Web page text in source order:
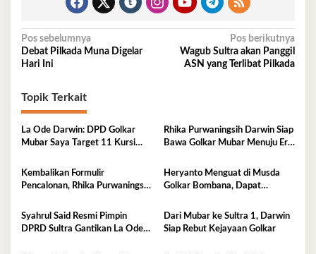
Navigasi
pos
Pos sebelumnya
Debat Pilkada Muna Digelar
Hari Ini
Pos berikutnya
Wagub Sultra akan Panggil
ASN yang Terlibat Pilkada
Topik Terkait
La Ode Darwin: DPD Golkar
Mubar Saya Target 11 Kursi
Rhika Purwaningsih Darwin Siap
Bawa Golkar Mubar Menuju Era
Kembalikan Formulir
Pencalonan, Rhika Purwaningsih
Golkar Mubar
Heryanto Menguat di Musda
Golkar Bombana, Dapat
Akar Rumput
Syahrul Said Resmi Pimpin
DPRD Sultra Gantikan La Ode
Dari Mubar ke Sultra 1, Darwin
Siap Rebut Kejayaan Golkar